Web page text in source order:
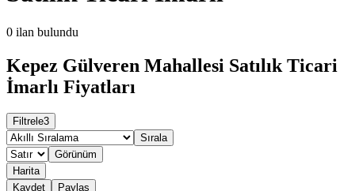
0 ilan bulundu
Kepez Gülveren Mahallesi Satılık Ticari
İmarlı Fiyatları
Filtrele3
Sırala
Görünüm
Harita
Kaydet
Paylaş